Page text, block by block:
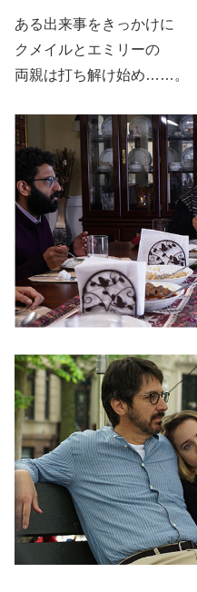
ある出来事をきっかけに
クメイルとエミリーの
両親は打ち解け始め……。